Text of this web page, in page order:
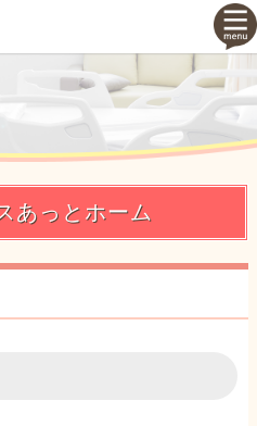
あっとホーム